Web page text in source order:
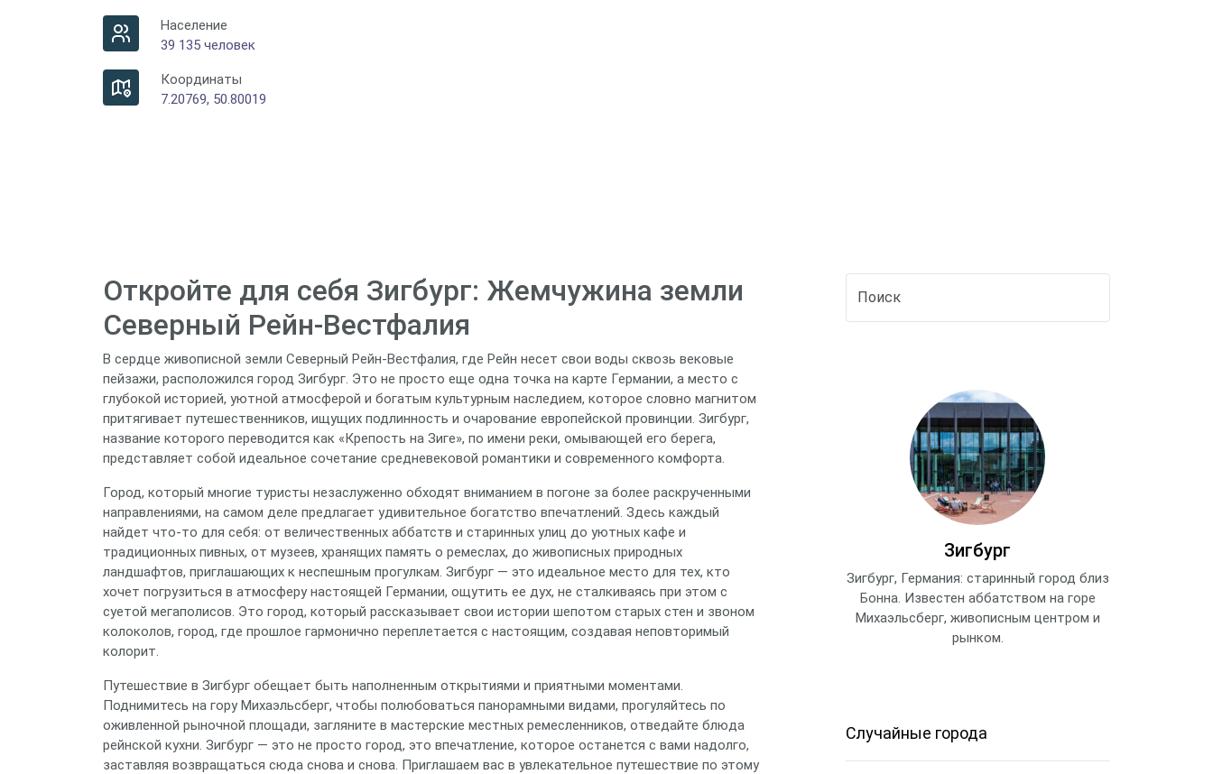
Население
39 135 человек
Координаты
7.20769, 50.80019
Откройте для себя Зигбург: Жемчужина земли
Северный Рейн-Вестфалия
В сердце живописной земли Северный Рейн-Вестфалия, где Рейн несет свои воды сквозь вековые
пейзажи, расположился город Зигбург. Это не просто еще одна точка на карте Германии, а место с
глубокой историей, уютной атмосферой и богатым культурным наследием, которое словно магнитом
притягивает путешественников, ищущих подлинность и очарование европейской провинции. Зигбург,
название которого переводится как «Крепость на Зиге», по имени реки, омывающей его берега,
представляет собой идеальное сочетание средневековой романтики и современного комфорта.
Город, который многие туристы незаслуженно обходят вниманием в погоне за более раскрученными
направлениями, на самом деле предлагает удивительное богатство впечатлений. Здесь каждый
найдет что-то для себя: от величественных аббатств и старинных улиц до уютных кафе и
традиционных пивных, от музеев, хранящих память о ремеслах, до живописных природных
ландшафтов, приглашающих к неспешным прогулкам. Зигбург — это идеальное место для тех, кто
хочет погрузиться в атмосферу настоящей Германии, ощутить ее дух, не сталкиваясь при этом с
суетой мегаполисов. Это город, который рассказывает свои истории шепотом старых стен и звоном
колоколов, город, где прошлое гармонично переплетается с настоящим, создавая неповторимый
колорит.
Путешествие в Зигбург обещает быть наполненным открытиями и приятными моментами.
Поднимитесь на гору Михаэльсберг, чтобы полюбоваться панорамными видами, прогуляйтесь по
оживленной рыночной площади, загляните в мастерские местных ремесленников, отведайте блюда
рейнской кухни. Зигбург — это не просто город, это впечатление, которое останется с вами надолго,
заставляя возвращаться сюда снова и снова. Приглашаем вас в увлекательное путешествие по этому
Зигбург
Зигбург, Германия: старинный город близ
Бонна. Известен аббатством на горе
Михаэльсберг, живописным центром и
рынком.
Случайные города